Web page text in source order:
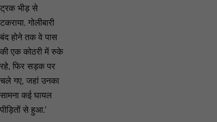
ट्रक भीड़ से
टकराया. गोलीबारी
बंद होने तक वे पास
की एक कोठरी में रुके
रहे, फिर सड़क पर
चले गए, जहां उनका
सामना कई घायल
पीड़ितों से हुआ.’